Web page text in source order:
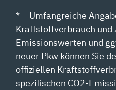
* = Umfangreiche
Kraftstoffverbrauch und
Emissionswerten und
neuer Pkw können Sie
offiziellen
spezifischen CO2-